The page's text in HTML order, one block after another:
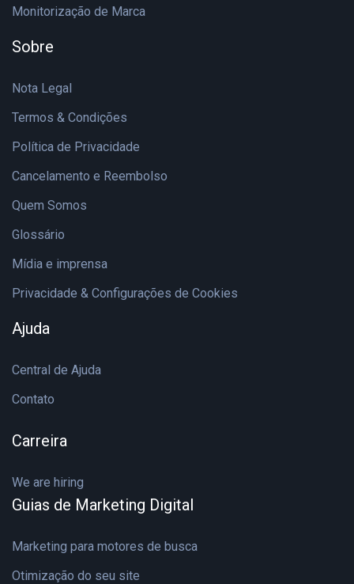
Monitorização de Marca
Sobre
Nota Legal
Termos & Condições
Política de Privacidade
Cancelamento e Reembolso
Quem Somos
Glossário
Mídia e imprensa
Privacidade & Configurações de Cookies
Ajuda
Central de Ajuda
Contato
Carreira
We are hiring
Guias de Marketing Digital
Marketing para motores de busca
Otimização do seu site